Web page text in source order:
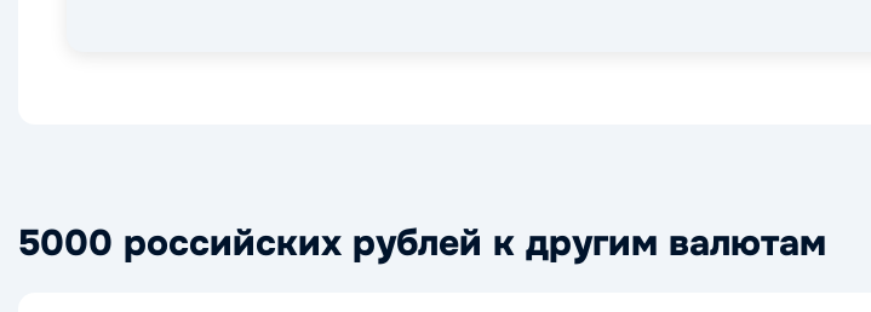
5000 российских рублей к другим валютам